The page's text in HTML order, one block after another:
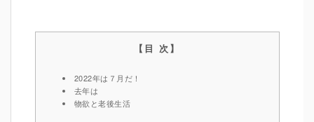
2022年は７月だ！
去年は
物欲と老後生活